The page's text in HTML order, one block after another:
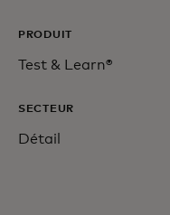
PRODUIT
Test & Learn®
SECTEUR
Détail